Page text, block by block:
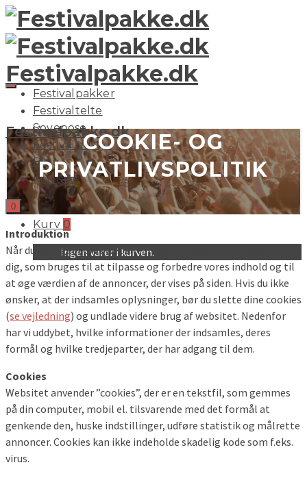
Festivalpakke.dk
Festivalpakker
Festivaltelte
Sovepose
Festivaludstyr
Blog
Kontakt
Kurv 0
Ingen varer i kurven.
Festivalpakke.dk
0
COOKIE- OG
PRIVATLIVSPOLITIK
Introduktion
Når du besøger vores website indsamles der oplysninger om
dig, som bruges til at tilpasse og forbedre vores indhold og til
at øge værdien af de annoncer, der vises på siden. Hvis du ikke
ønsker, at der indsamles oplysninger, bør du slette dine cookies
(se vejledning) og undlade videre brug af websitet. Nedenfor
har vi uddybet, hvilke informationer der indsamles, deres
formål og hvilke tredjeparter, der har adgang til dem.
Cookies
Websitet anvender ”cookies”, der er en tekstfil, som gemmes
på din computer, mobil el. tilsvarende med det formål at
genkende den, huske indstillinger, udføre statistik og målrette
annoncer. Cookies kan ikke indeholde skadelig kode som f.eks.
virus.